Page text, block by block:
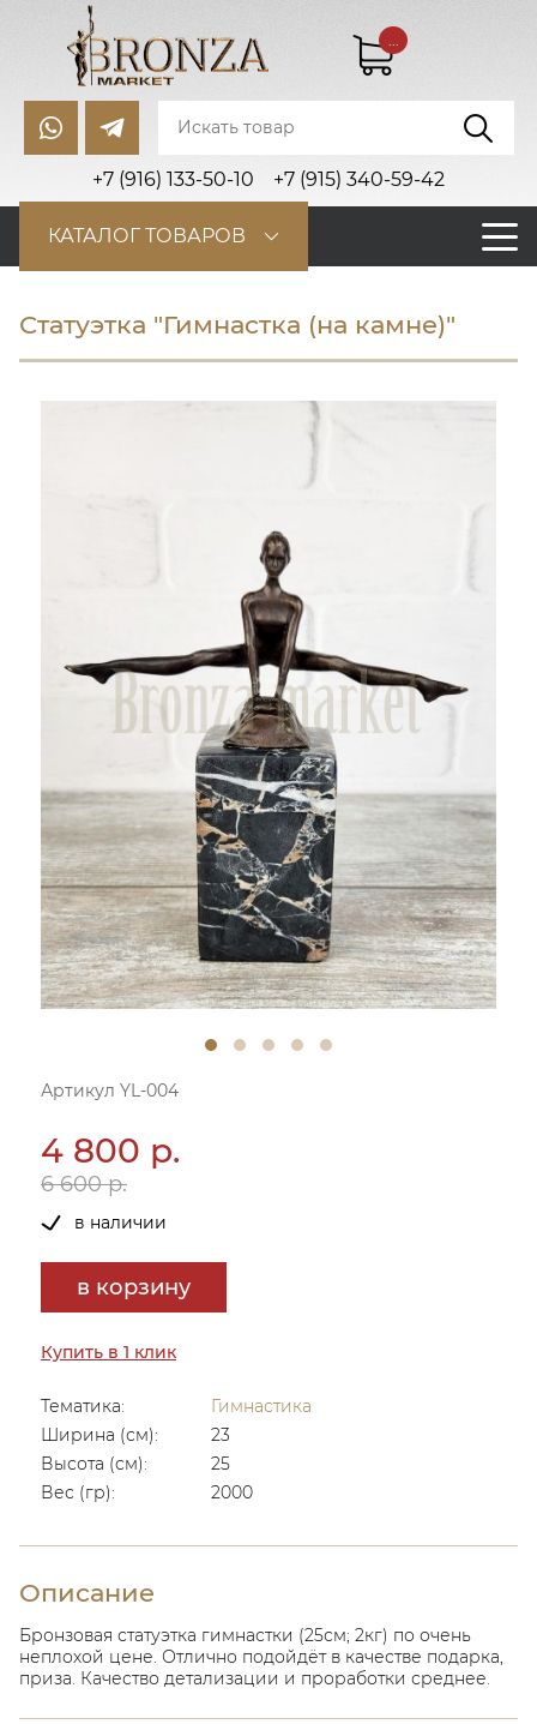
+7 (916) 133-50-10 +7 (915) 340-59-42
...
КАТАЛОГ ТОВАРОВ
Статуэтка "Гимнастка (на камне)"
Артикул YL-004
4 800 р.
6 600 р.
в наличии
в корзину
Купить в 1 клик
Тематика:
Гимнастика
Ширина (см):
23
Высота (см):
25
Вес (гр):
2000
Описание
Бронзовая статуэтка гимнастки (25см; 2кг) по очень
неплохой цене. Отлично подойдёт в качестве подарка,
приза. Качество детализации и проработки среднее.